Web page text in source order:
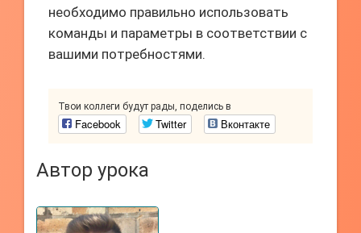
необходимо правильно использовать
команды и параметры в соответствии с
вашими потребностями.
Твои коллеги будут рады, поделись в
Facebook Twitter Вконтакте
Автор урока